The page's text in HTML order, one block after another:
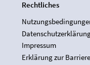
Rechtliches
Impressum
Erklärung zur